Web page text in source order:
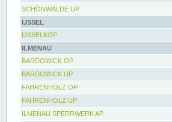
SCHÖNWALDE UP
IJSSEL
IJSSELKOP
ILMENAU
BARDOWICK OP
BARDOWICK UP
FAHRENHOLZ OP
FAHRENHOLZ UP
ILMENAU SPERRWERK AP